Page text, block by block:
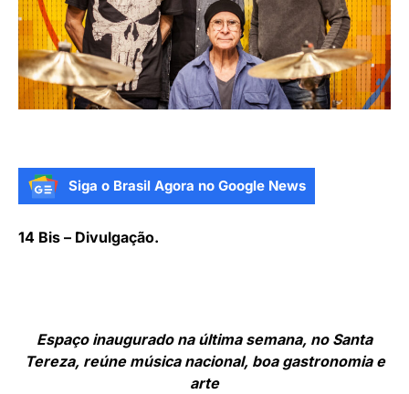
Siga o Brasil Agora no Google News
14 Bis – Divulgação.
Espaço inaugurado na última semana, no Santa
Tereza, reúne música nacional, boa gastronomia e
arte